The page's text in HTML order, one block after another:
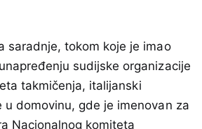
saradnje, tokom koje je imao
sudijske organizacije
takmičenja, italijanski
u domovinu, gde je imenovan za
Nacionalnog komiteta